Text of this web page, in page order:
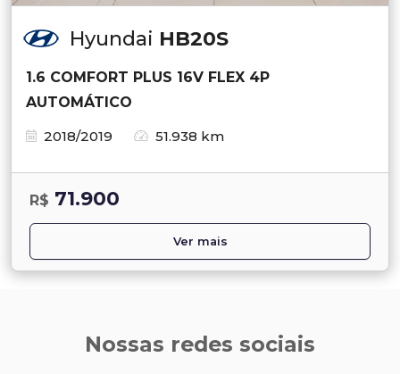
Hyundai HB20S
1.6 COMFORT PLUS 16V FLEX 4P
AUTOMÁTICO
2018/2019
51.938 km
R$ 71.900
Ver mais
Nossas redes sociais